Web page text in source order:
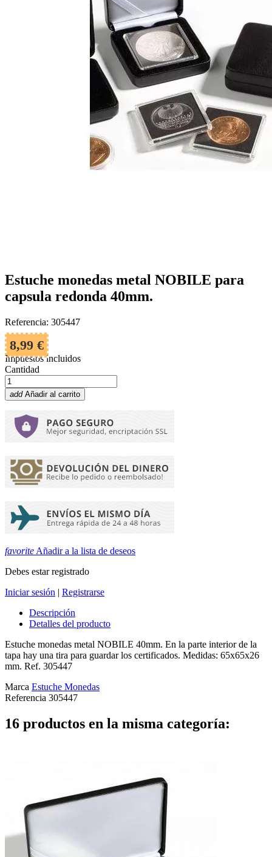
Estuche monedas metal NOBILE para
capsula redonda 40mm.
Referencia: 305447
8,99 €
Impuestos incluidos
Cantidad
add Añadir al carrito
favorite Añadir a la lista de deseos
Debes estar registrado
Iniciar sesión | Registrarse
Descripción
Detalles del producto
Estuche monedas metal NOBILE 40mm. En la parte interior de la
tapa hay una tira para guardar los certificados. Medidas: 65x65x26
mm. Ref. 305447
Marca Estuche Monedas
Referencia 305447
16 productos en la misma categoría: